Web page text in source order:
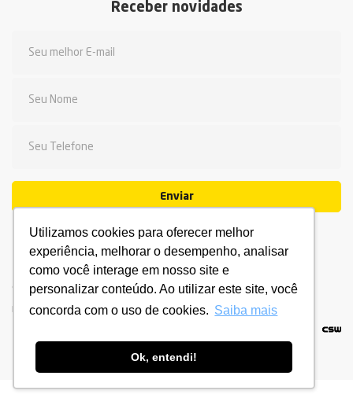
Utilizamos cookies para oferecer melhor
experiência, melhorar o desempenho, analisar
como você interage em nosso site e
personalizar conteúdo. Ao utilizar este site, você
concorda com o uso de cookies. Saiba mais
Ok, entendi!
Receber novidades
Enviar
© 2026 Fadesc - Qualidade de ensino. Todos os direitos
reservados.Política de privacidade.Termo de Uso.